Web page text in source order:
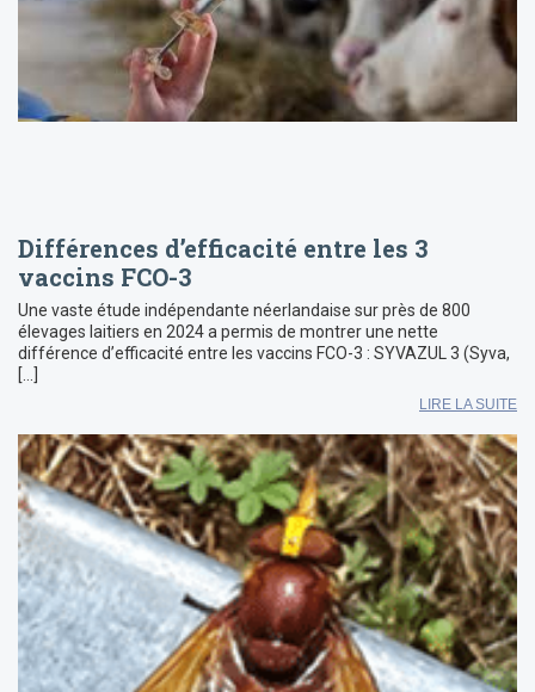
Différences d’efficacité entre les 3
vaccins FCO-3
Une vaste étude indépendante néerlandaise sur près de 800
élevages laitiers en 2024 a permis de montrer une nette
différence d’efficacité entre les vaccins FCO-3 : SYVAZUL 3 (Syva,
[…]
LIRE LA SUITE